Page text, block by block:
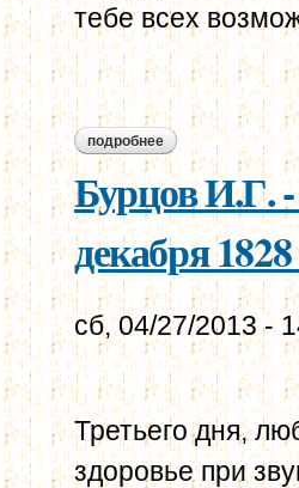
тебе всех
подробнее о бурцов и.г. -
Бурцов И.Г.
декабря 1828
сб, 04/27/2013 -
Третьего дня,
здоровье при